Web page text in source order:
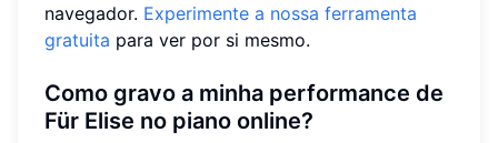
navegador. Experimente a nossa ferramenta
gratuita para ver por si mesmo.
Como gravo a minha performance de
Für Elise no piano online?